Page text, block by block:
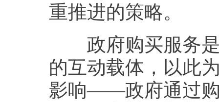
重推进的策略。
政府购买服务是
的互动载体，以此
影响——政府通过购